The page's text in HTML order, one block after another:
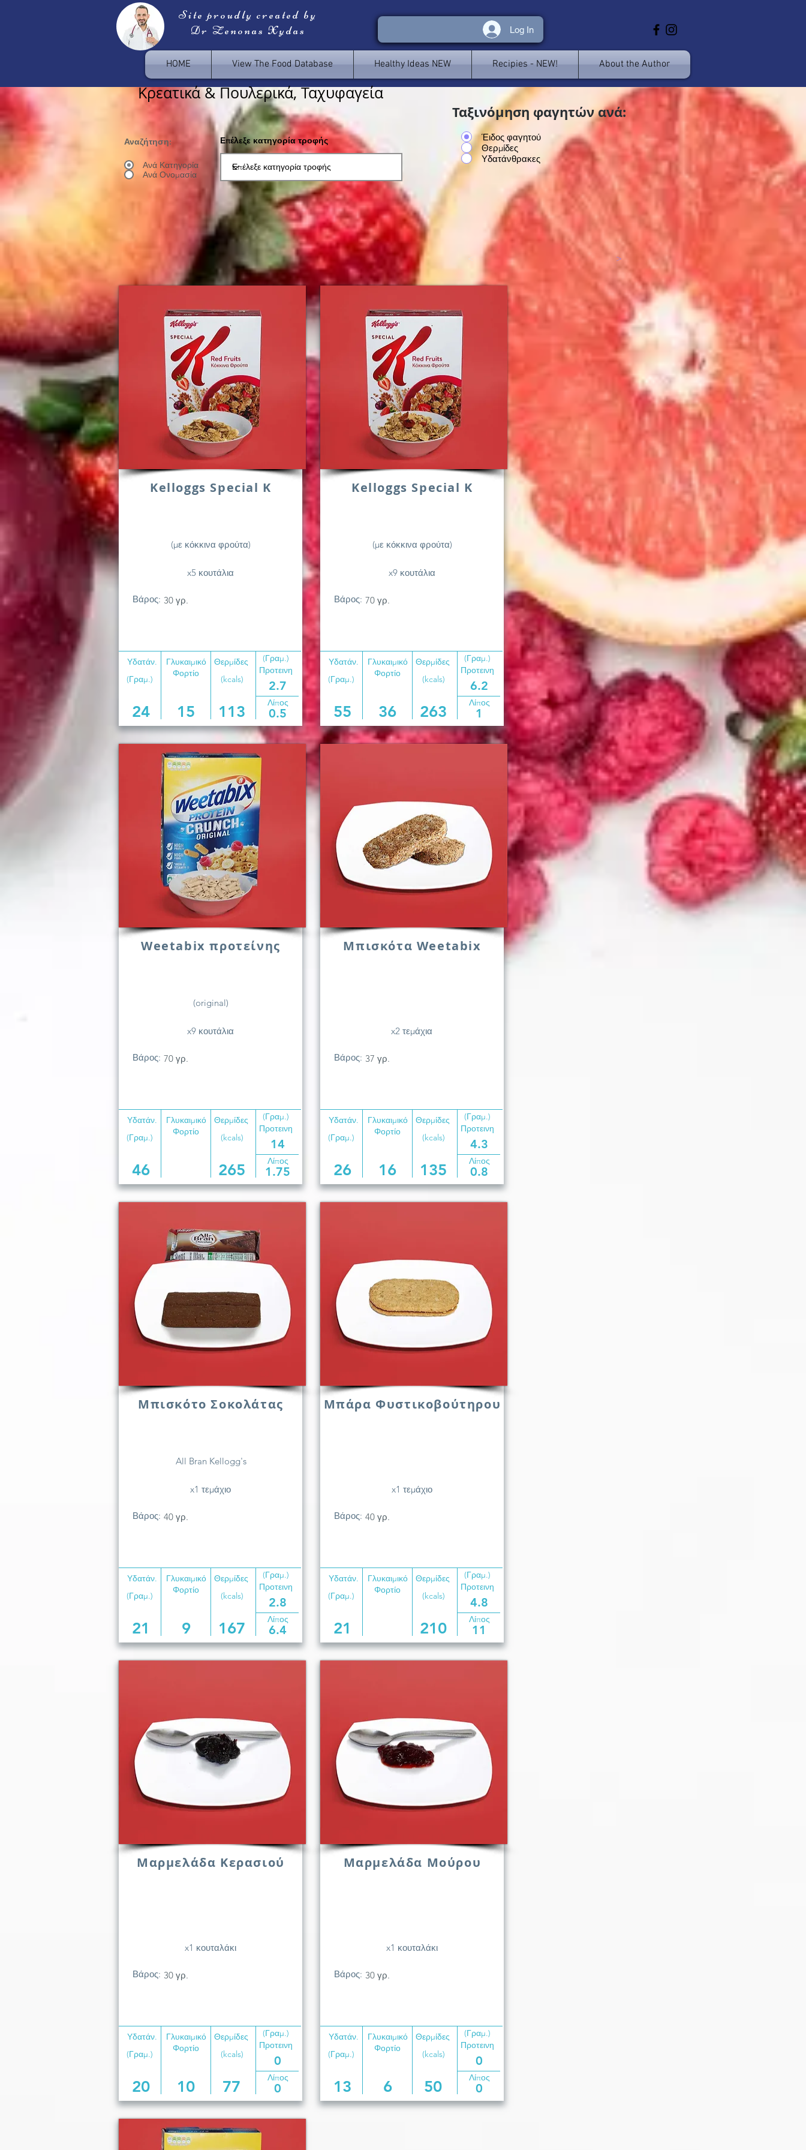
Site proudly created by
Dr Zenonas Xydas
Log In
HOME View The Food Database Healthy Ideas NEW Recipies - NEW! About the Author
Κρεατικά & Πουλερικά, Ταχυφαγεία
Επέλεξε κατηγορία τροφής
Αναζήτηση:
Ανά Κατηγορία
Ανά Ονομασία
Έιδος φαγητού
Θερμίδες
Υδατάνθρακες
Ταξινόμηση φαγητών ανά:
< >
Kelloggs Special K
(με κόκκινα φρούτα)
x5 κουτάλια
Βάρος: 30 γρ.
Υδατάν.
Γλυκαιμικό
Φορτίο
(Γραμ.)
Θερμίδες
(kcals)
Προτεινη
2.7
(Γραμ.)
24 15 113 Λίπος
0.5
Weetabix προτείνης
(original)
x9 κουτάλια
Βάρος: 70 γρ.
Υδατάν.
Γλυκαιμικό
Φορτίο
(Γραμ.)
Θερμίδες
(kcals)
Προτεινη
14
(Γραμ.)
46 265 Λίπος
1.75
Μπισκότο Σοκολάτας
All Bran Kellogg's
x1 τεμάχιο
Βάρος: 40 γρ.
Υδατάν.
Γλυκαιμικό
Φορτίο
(Γραμ.)
Θερμίδες
(kcals)
Προτεινη
2.8
(Γραμ.)
21 9 167 Λίπος
6.4
Μαρμελάδα Κερασιού
x1 κουταλάκι
Βάρος: 30 γρ.
Υδατάν.
Γλυκαιμικό
Φορτίο
(Γραμ.)
Θερμίδες
(kcals)
Προτεινη
0
(Γραμ.)
20 10 77 Λίπος
0
Kelloggs Special K
(με κόκκινα φρούτα)
x9 κουτάλια
Βάρος: 70 γρ.
Υδατάν.
Γλυκαιμικό
Φορτίο
(Γραμ.)
Θερμίδες
(kcals)
Προτεινη
6.2
(Γραμ.)
55 36 263 Λίπος
1
Μπισκότα Weetabix
x2 τεμάχια
Βάρος: 37 γρ.
Υδατάν.
Γλυκαιμικό
Φορτίο
(Γραμ.)
Θερμίδες
(kcals)
Προτεινη
4.3
(Γραμ.)
26 16 135 Λίπος
0.8
Μπάρα Φυστικοβούτηρου
x1 τεμάχιο
Βάρος: 40 γρ.
Υδατάν.
Γλυκαιμικό
Φορτίο
(Γραμ.)
Θερμίδες
(kcals)
Προτεινη
4.8
(Γραμ.)
21 210 Λίπος
11
Μαρμελάδα Μούρου
x1 κουταλάκι
Βάρος: 30 γρ.
Υδατάν.
Γλυκαιμικό
Φορτίο
(Γραμ.)
Θερμίδες
(kcals)
Προτεινη
0
(Γραμ.)
13 6 50 Λίπος
0